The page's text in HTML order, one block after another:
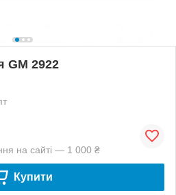
GM 2922
на сайті — 1 000 ₴
Купити